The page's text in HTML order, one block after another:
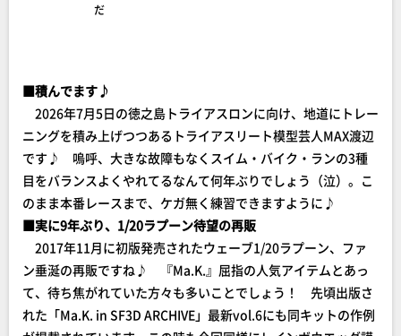
だ
■積んでます♪
2026年7月5日の徳之島トライアスロンに向け、地道にトレー
ニングを積み上げつつあるトライアスリート模型芸人MAX渡辺
です♪ 嗚呼、大きな故障もなくスイム・バイク・ランの3種
目をバランスよくやれてるなんて何年ぶりでしょう（泣）。こ
のまま本番レースまで、ケガ無く練習できますように♪
■実に9年ぶり、1/20ラプーン待望の再販
2017年11月に初版発売されたウェーブ1/20ラプーン、ファ
ン垂涎の再販ですね♪ 『Ma.K.』屈指の人気アイテムとあっ
て、待ち焦がれていた方々も多いことでしょう！ 先頃出版さ
れた「Ma.K. in SF3D ARCHIVE」最新vol.6にも同キットの作例